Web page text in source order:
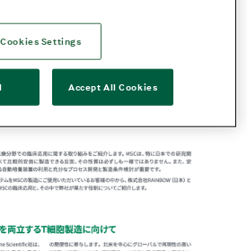
Cookies Settings
Accept All Cookies